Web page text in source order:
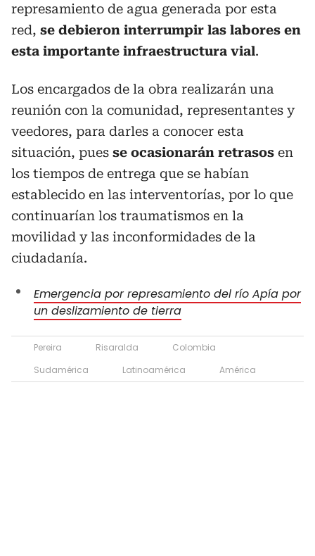
represamiento de agua generada por esta
red, se debieron interrumpir las labores en
esta importante infraestructura vial.
Los encargados de la obra realizarán una
reunión con la comunidad, representantes y
veedores, para darles a conocer esta
situación, pues se ocasionarán retrasos en
los tiempos de entrega que se habían
establecido en las interventorías, por lo que
continuarían los traumatismos en la
movilidad y las inconformidades de la
ciudadanía.
Emergencia por represamiento del río Apía por
un deslizamiento de tierra
Pereira Risaralda
Colombia
Sudamérica
Latinoamérica América